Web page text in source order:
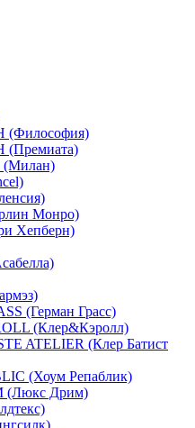
Монро)
Хепберн)
(Герман Грасс)
(Клер&Кэролл)
ATELIER (Клер Батист
(Хоум Репаблик)
(Люкс Дрим)